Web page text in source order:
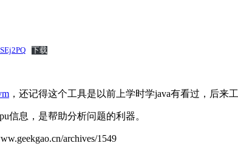
下载
，还记得这个工具是以前上学时学java有看过，后来
信息，是帮助分析问题的利器。
archives/1549